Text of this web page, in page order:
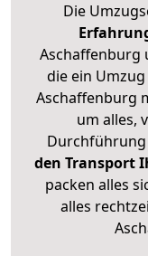
Die
Aschaffenburg
die ein
Aschaffenburg
um alles,
Durchführung
den Transport
packen alles
alles